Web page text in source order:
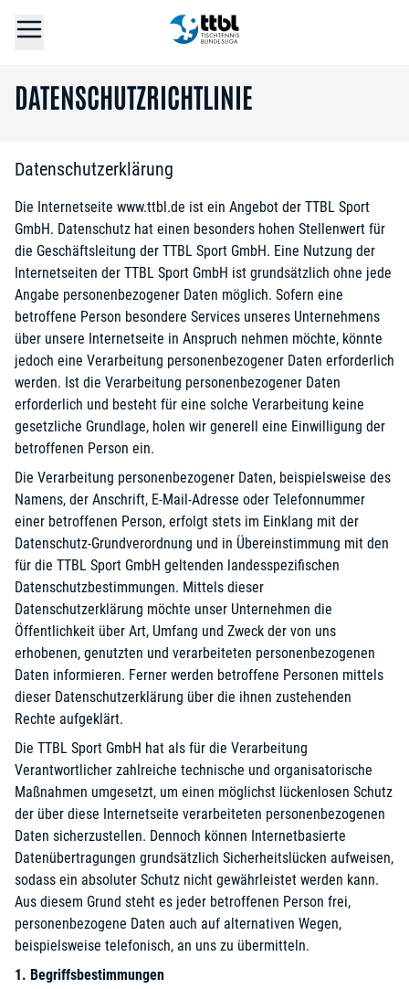
DATENSCHUTZRICHTLINIE
Datenschutzerklärung
Die Internetseite www.ttbl.de ist ein Angebot der TTBL Sport
GmbH. Datenschutz hat einen besonders hohen Stellenwert für
die Geschäftsleitung der TTBL Sport GmbH. Eine Nutzung der
Internetseiten der TTBL Sport GmbH ist grundsätzlich ohne jede
Angabe personenbezogener Daten möglich. Sofern eine
betroffene Person besondere Services unseres Unternehmens
über unsere Internetseite in Anspruch nehmen möchte, könnte
jedoch eine Verarbeitung personenbezogener Daten erforderlich
werden. Ist die Verarbeitung personenbezogener Daten
erforderlich und besteht für eine solche Verarbeitung keine
gesetzliche Grundlage, holen wir generell eine Einwilligung der
betroffenen Person ein.
Die Verarbeitung personenbezogener Daten, beispielsweise des
Namens, der Anschrift, E-Mail-Adresse oder Telefonnummer
einer betroffenen Person, erfolgt stets im Einklang mit der
Datenschutz-Grundverordnung und in Übereinstimmung mit den
für die TTBL Sport GmbH geltenden landesspezifischen
Datenschutzbestimmungen. Mittels dieser
Datenschutzerklärung möchte unser Unternehmen die
Öffentlichkeit über Art, Umfang und Zweck der von uns
erhobenen, genutzten und verarbeiteten personenbezogenen
Daten informieren. Ferner werden betroffene Personen mittels
dieser Datenschutzerklärung über die ihnen zustehenden
Rechte aufgeklärt.
Die TTBL Sport GmbH hat als für die Verarbeitung
Verantwortlicher zahlreiche technische und organisatorische
Maßnahmen umgesetzt, um einen möglichst lückenlosen Schutz
der über diese Internetseite verarbeiteten personenbezogenen
Daten sicherzustellen. Dennoch können Internetbasierte
Datenübertragungen grundsätzlich Sicherheitslücken aufweisen,
sodass ein absoluter Schutz nicht gewährleistet werden kann.
Aus diesem Grund steht es jeder betroffenen Person frei,
personenbezogene Daten auch auf alternativen Wegen,
beispielsweise telefonisch, an uns zu übermitteln.
1. Begriffsbestimmungen